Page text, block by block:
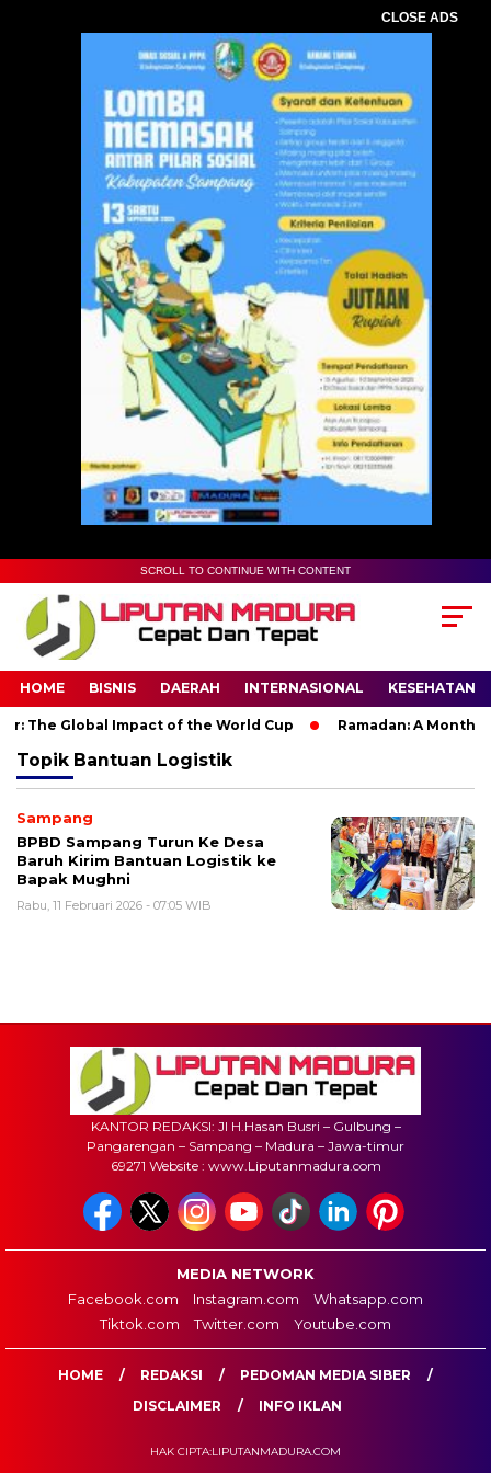
CLOSE ADS
SCROLL TO CONTINUE WITH CONTENT
HOME BISNIS DAERAH INTERNASIONAL KESEHATAN
The Global Impact of the World Cup Ramadan: A Month
Topik Bantuan Logistik
Sampang
BPBD Sampang Turun Ke Desa
Baruh Kirim Bantuan Logistik ke
Bapak Mughni
Rabu, 11 Februari 2026 - 07:05 WIB
KANTOR REDAKSI: Jl H.Hasan Busri – Gulbung –
Pangarengan – Sampang – Madura – Jawa-timur
69271 Website : www.Liputanmadura.com
MEDIA NETWORK
Facebook.com
Instagram.com
Whatsapp.com
Tiktok.com
Twitter.com Youtube.com
HOME REDAKSI
PEDOMAN MEDIA SIBER
DISCLAIMER
INFO IKLAN
HAK CIPTA:LIPUTANMADURA.COM